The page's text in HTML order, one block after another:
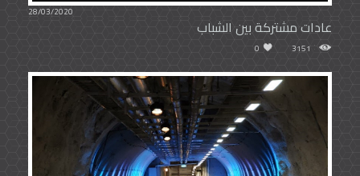
28/03/2020
عادات مشتركة بين الشباب
3151
0